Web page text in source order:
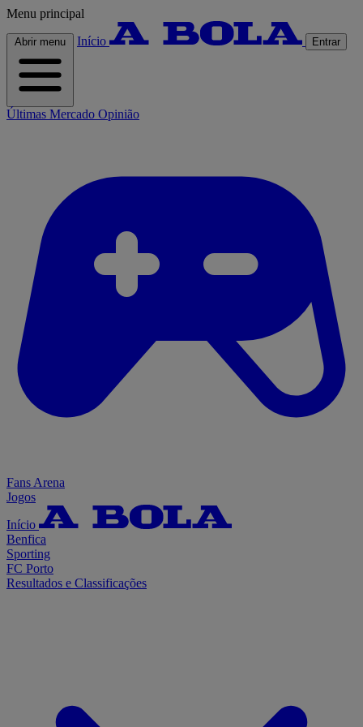
Menu principal
Abrir menu Início Entrar
Últimas Mercado Opinião
Fans Arena
Jogos
Início
Benfica
Sporting
FC Porto
Resultados e Classificações